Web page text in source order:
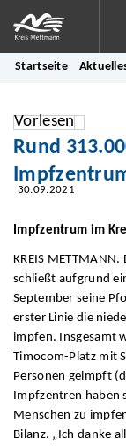
Startseite
Vorlesen
Rund
30.09.2021
Impfzentrum im
KREIS
schließt aufgrund
September seine
erster Linie die
impfen. Insgesamt
Timocom-Platz mit
Personen geimpft
Impfzentren haben
Menschen zu
Bilanz. „Ich danke